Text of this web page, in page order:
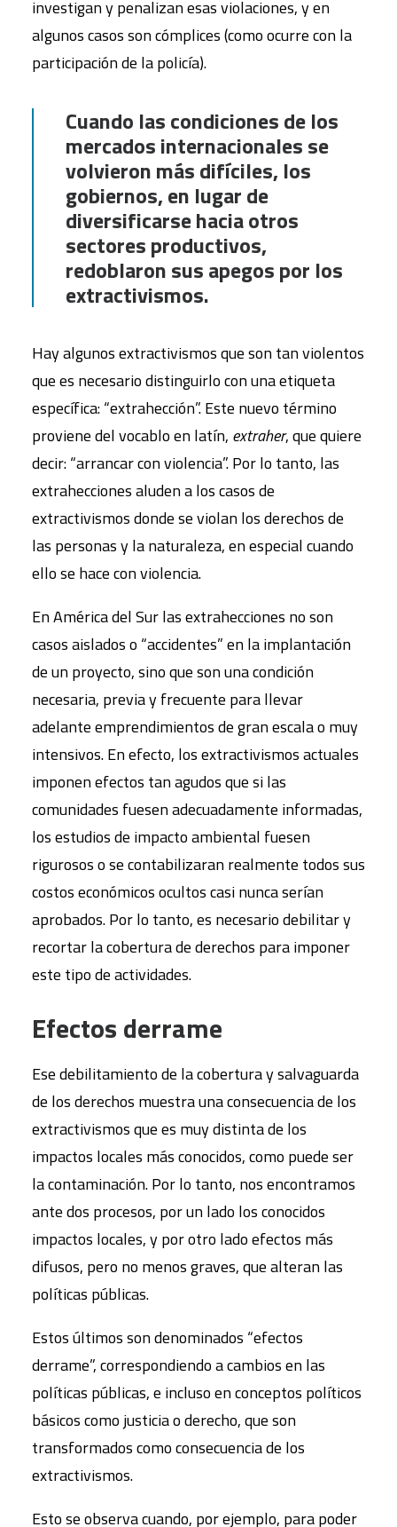
investigan y penalizan esas violaciones, y en
algunos casos son cómplices (como ocurre con la
participación de la policía).
Cuando las condiciones de los
mercados internacionales se
volvieron más difíciles, los
gobiernos, en lugar de
diversificarse hacia otros
sectores productivos,
redoblaron sus apegos por los
extractivismos.
Hay algunos extractivismos que son tan violentos
que es necesario distinguirlo con una etiqueta
específica: “extrahección”. Este nuevo término
proviene del vocablo en latín, extraher, que quiere
decir: “arrancar con violencia”. Por lo tanto, las
extrahecciones aluden a los casos de
extractivismos donde se violan los derechos de
las personas y la naturaleza, en especial cuando
ello se hace con violencia.
En América del Sur las extrahecciones no son
casos aislados o “accidentes” en la implantación
de un proyecto, sino que son una condición
necesaria, previa y frecuente para llevar
adelante emprendimientos de gran escala o muy
intensivos. En efecto, los extractivismos actuales
imponen efectos tan agudos que si las
comunidades fuesen adecuadamente informadas,
los estudios de impacto ambiental fuesen
rigurosos o se contabilizaran realmente todos sus
costos económicos ocultos casi nunca serían
aprobados. Por lo tanto, es necesario debilitar y
recortar la cobertura de derechos para imponer
este tipo de actividades.
Efectos derrame
Ese debilitamiento de la cobertura y salvaguarda
de los derechos muestra una consecuencia de los
extractivismos que es muy distinta de los
impactos locales más conocidos, como puede ser
la contaminación. Por lo tanto, nos encontramos
ante dos procesos, por un lado los conocidos
impactos locales, y por otro lado efectos más
difusos, pero no menos graves, que alteran las
políticas públicas.
Estos últimos son denominados “efectos
derrame”, correspondiendo a cambios en las
políticas públicas, e incluso en conceptos políticos
básicos como justicia o derecho, que son
transformados como consecuencia de los
extractivismos.
Esto se observa cuando, por ejemplo, para poder